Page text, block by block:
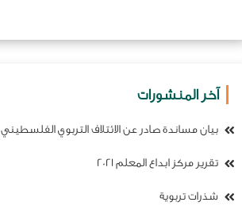
آخر المنشورات
بيان مساندة صادر عن الائتلاف التربوي الفلسطيني
تقرير مركز ابداع المعلم 2021
شذرات تربوية